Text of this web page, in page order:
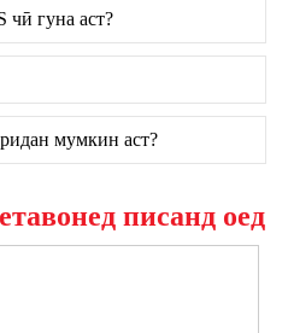
чӣ гуна аст?
мумкин аст?
писанд оед